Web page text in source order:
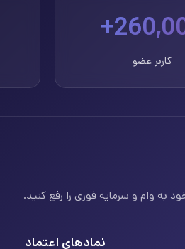
کاربر عضو
به وام و سرمایه فوری را رفع کنید.
نمادهای اعتماد